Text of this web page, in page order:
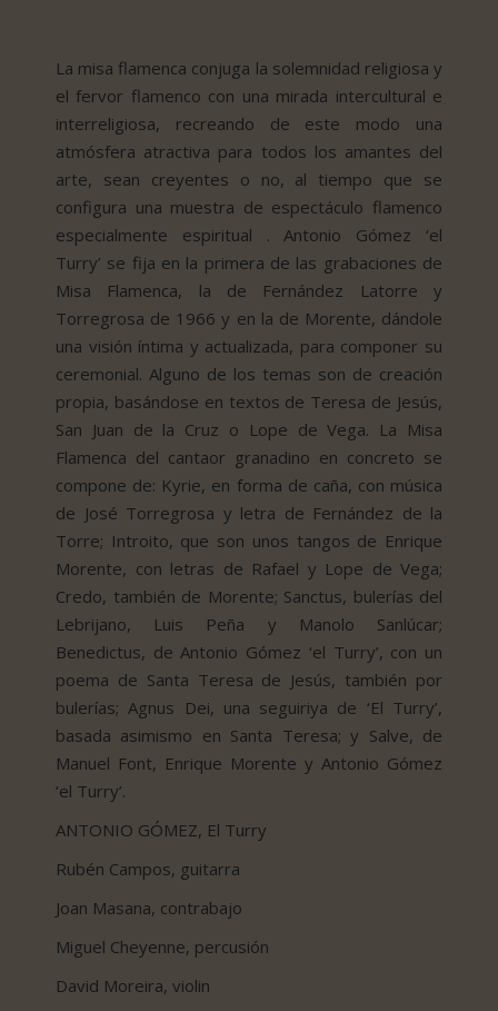
La misa flamenca conjuga la solemnidad religiosa y
el fervor flamenco con una mirada intercultural e
interreligiosa, recreando de este modo una
atmósfera atractiva para todos los amantes del
arte, sean creyentes o no, al tiempo que se
configura una muestra de espectáculo flamenco
especialmente espiritual . Antonio Gómez ‘el
Turry’ se fija en la primera de las grabaciones de
Misa Flamenca, la de Fernández Latorre y
Torregrosa de 1966 y en la de Morente, dándole
una visión íntima y actualizada, para componer su
ceremonial. Alguno de los temas son de creación
propia, basándose en textos de Teresa de Jesús,
San Juan de la Cruz o Lope de Vega. La Misa
Flamenca del cantaor granadino en concreto se
compone de: Kyrie, en forma de caña, con música
de José Torregrosa y letra de Fernández de la
Torre; Introito, que son unos tangos de Enrique
Morente, con letras de Rafael y Lope de Vega;
Credo, también de Morente; Sanctus, bulerías del
Lebrijano, Luis Peña y Manolo Sanlúcar;
Benedictus, de Antonio Gómez ‘el Turry’, con un
poema de Santa Teresa de Jesús, también por
bulerías; Agnus Dei, una seguiriya de ‘El Turry’,
basada asimismo en Santa Teresa; y Salve, de
Manuel Font, Enrique Morente y Antonio Gómez
‘el Turry’.
ANTONIO GÓMEZ, El Turry
Rubén Campos, guitarra
Joan Masana, contrabajo
Miguel Cheyenne, percusión
David Moreira, violin